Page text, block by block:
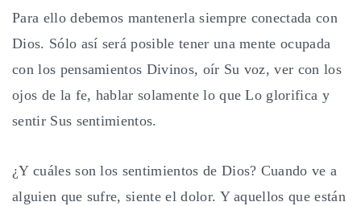
Para ello debemos mantenerla siempre conectada con
Dios. Sólo así será posible tener una mente ocupada
con los pensamientos Divinos, oír Su voz, ver con los
ojos de la fe, hablar solamente lo que Lo glorifica y
sentir Sus sentimientos.
¿Y cuáles son los sentimientos de Dios? Cuando ve a
alguien que sufre, siente el dolor. Y aquellos que están